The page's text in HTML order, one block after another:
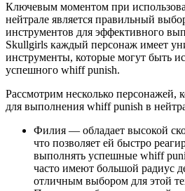
Ключевым моментом при
нейтрале является правильный
инструментов для эффективного
Skullgirls каждый персонаж имеет
инструменты, которые могут быть
успешного whiff punish.
Рассмотрим несколько персонажей,
для выполнения whiff punish в
Филия — обладает высокой
что позволяет ей быстро
выполнять успешные whiff
часто имеют большой радиус
отличным выбором для этой